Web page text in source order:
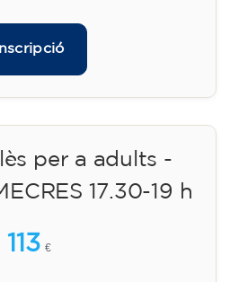
Inscripció
per a adults -
17.30-19 h
113 €